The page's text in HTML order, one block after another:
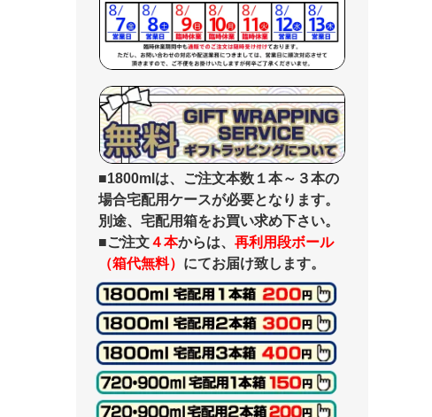
■1800mlは、ご注文本数１本～３本の
場合宅配用ケースが必要となります。
別途、宅配用箱をお買い求め下さい。
■ご注文４本からは、 再利用段ボール
（箱代無料） にてお届け致します。